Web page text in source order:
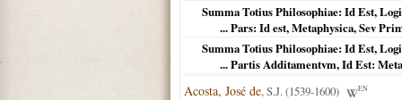
Summa Totius Philosophiae: Id Est,
... Pars: Id est, Metaphysica, Sev
Summa Totius Philosophiae: Id Est,
... Partis Additamentvm, Id Est:
Acosta, José de, S.J. (1539-1600) EN